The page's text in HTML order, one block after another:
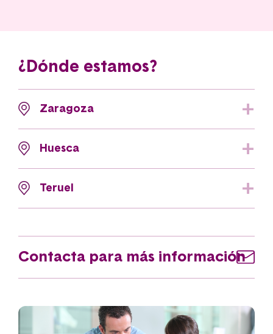
¿Dónde estamos?
Zaragoza
Huesca
Teruel
Contacta para más información